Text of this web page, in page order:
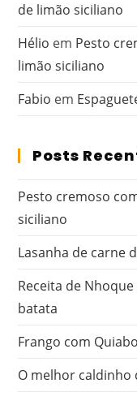
de limão siciliano
Hélio em Pesto
limão siciliano
Fabio em
Posts
Pesto cremoso
siciliano
Lasanha de carne
Receita de
batata
Frango com
O melhor caldinho